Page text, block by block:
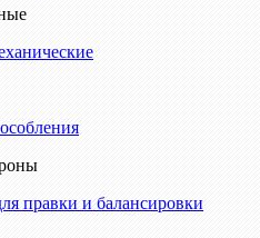
правки и балансировки